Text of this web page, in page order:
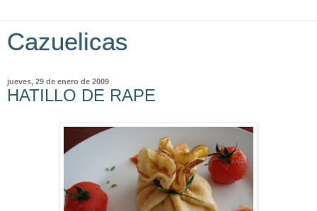
Cazuelicas
jueves, 29 de enero de 2009
HATILLO DE RAPE